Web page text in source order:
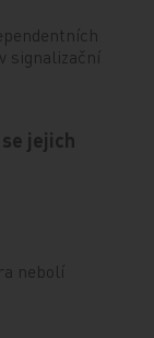
signalizační
jejich
nebolí